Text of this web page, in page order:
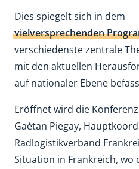
Dies spiegelt sich in dem
vielversprechenden
verschiedenste zentrale
mit den aktuellen
auf nationaler Ebene
Eröffnet wird die
Gaétan Piegay,
Radlogistikverband
Situation in Frankreich, wo